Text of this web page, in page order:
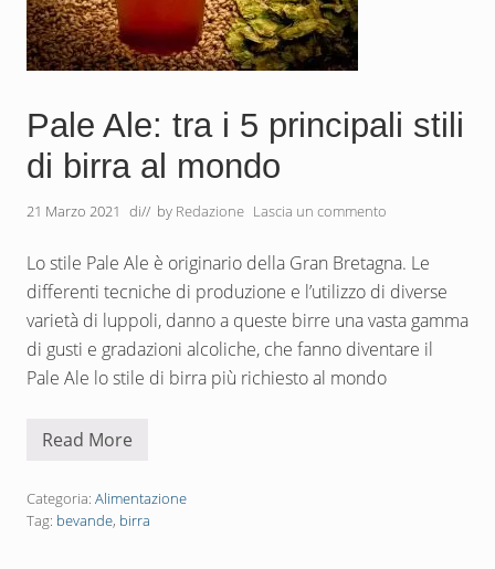
b
i
r
r
a
e
c
n
i
h
d
i
p
r
o
d
u
z
n
e
Pale Ale: tra i 5 principali stili
di birra al mondo
21 Marzo 2021 di// by Redazione Lascia un commento
Lo stile Pale Ale è originario della Gran Bretagna. Le
differenti tecniche di produzione e l’utilizzo di diverse
varietà di luppoli, danno a queste birre una vasta gamma
di gusti e gradazioni alcoliche, che fanno diventare il
Pale Ale lo stile di birra più richiesto al mondo
P
e
A
Read More
Categoria: Alimentazione
Tag: bevande, birra